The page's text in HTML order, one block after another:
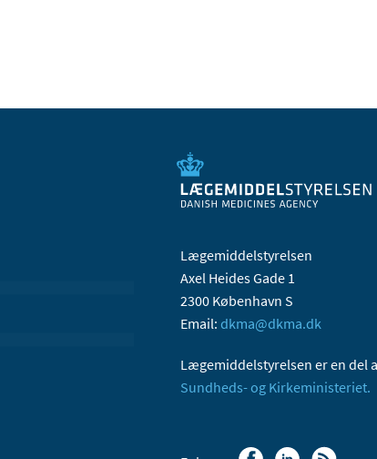
Lægemiddelstyrelsen
Axel Heides Gade 1
2300 København S
Email: dkma@dkma.dk
Lægemiddelstyrelsen er en del
Sundheds- og Kirkeministeriet.